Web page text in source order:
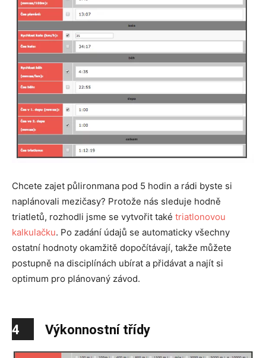
Chcete zajet půlironmana pod 5 hodin a rádi byste si
naplánovali mezičasy? Protože nás sleduje hodně
triatletů, rozhodli jsme se vytvořit také triatlonovou
kalkulačku. Po zadání údajů se automaticky všechny
ostatní hodnoty okamžitě dopočítávají, takže můžete
postupně na disciplínách ubírat a přidávat a najít si
optimum pro plánovaný závod.
4 Výkonnostní třídy